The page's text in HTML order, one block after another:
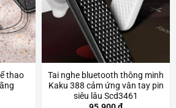
thao
Tai nghe bluetooth thông minh
Kaku 388 cảm ứng vân tay pin
siêu lâu Scd3461